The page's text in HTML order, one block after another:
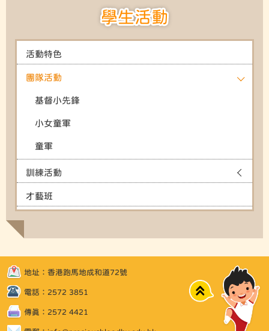
學生活動
活動特色
團隊活動
基督小先鋒
小女童軍
童軍
訓練活動
才藝班
地址：香港跑馬地成和道72號
電話：2572 3851
傳真：2572 4421
Top